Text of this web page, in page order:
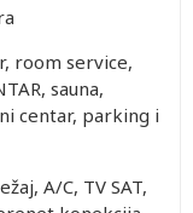
room service,
sauna,
centar, parking i
A/C, TV SAT,